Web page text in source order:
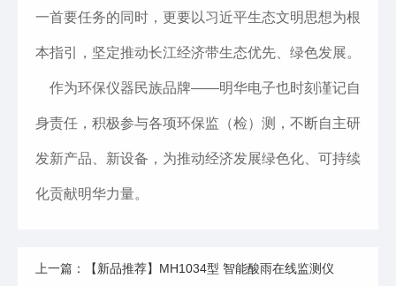
一首要任务的同时，更要以习近平生态文明思想为根
本指引，坚定推动长江经济带生态优先、绿色发展。
作为环保仪器民族品牌——明华电子也时刻谨记自
身责任，积极参与各项环保监（检）测，不断自主研
发新产品、新设备，为推动经济发展绿色化、可持续
化贡献明华力量。
上一篇：【新品推荐】MH1034型 智能酸雨在线监测仪